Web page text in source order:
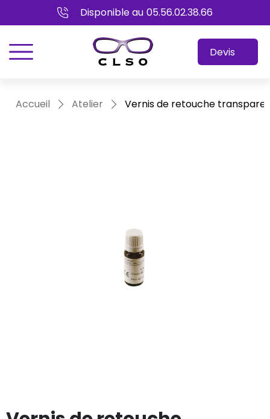
Disponible au 05.56.02.38.66
menu Devis
Accueil Atelier Vernis de retouche